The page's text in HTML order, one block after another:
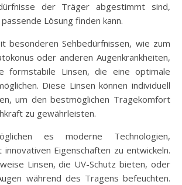
der Träger abgestimmt sind,
Lösung finden kann.
besonderen Sehbedürfnissen, wie zum
oder anderen Augenkrankheiten,
formstabile Linsen, die eine optimale
Diese Linsen können individuell
um den bestmöglichen Tragekomfort
zu gewährleisten.
es moderne Technologien,
innovativen Eigenschaften zu entwickeln.
Linsen, die UV-Schutz bieten, oder
während des Tragens befeuchten.